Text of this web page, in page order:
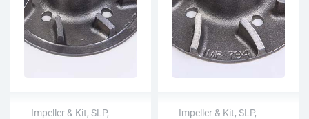
Impeller & Kit, SLP, Impeller & Kit, SLP,